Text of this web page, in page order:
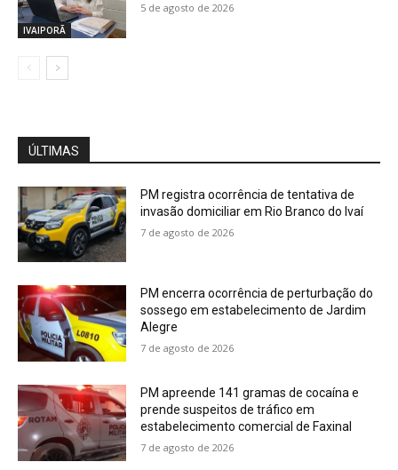
IVAIPORÃ
5 de agosto de 2026
ÚLTIMAS
PM registra ocorrência de tentativa de
invasão domiciliar em Rio Branco do Ivaí
7 de agosto de 2026
PM encerra ocorrência de perturbação do
sossego em estabelecimento de Jardim
Alegre
7 de agosto de 2026
PM apreende 141 gramas de cocaína e
prende suspeitos de tráfico em
estabelecimento comercial de Faxinal
7 de agosto de 2026